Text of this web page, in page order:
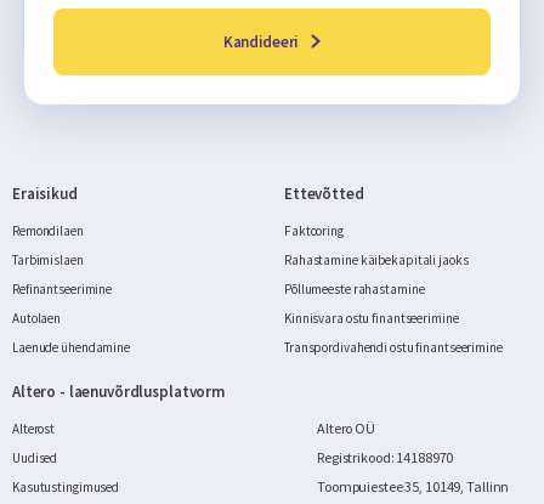
Kandideeri
Eraisikud
Remondilaen
Tarbimislaen
Refinantseerimine
Autolaen
Laenude ühendamine
Ettevõtted
Faktooring
Rahastamine käibekapitali jaoks
Põllumeeste rahastamine
Kinnisvara ostu finantseerimine
Transpordivahendi ostu finantseerimine
Altero - laenuvõrdlusplatvorm
Alterost
Uudised
Kasutustingimused
Altero OÜ
Registrikood: 14188970
Toompuiestee 35, 10149, Tallinn